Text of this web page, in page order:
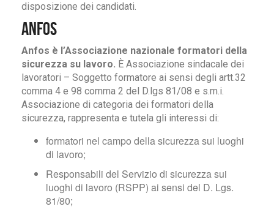
disposizione dei candidati.
Anfos
Anfos è l’Associazione nazionale formatori della
sicurezza su lavoro. È Associazione sindacale dei
lavoratori – Soggetto formatore ai sensi degli artt.32
comma 4 e 98 comma 2 del D.lgs 81/08 e s.m.i.
Associazione di categoria dei formatori della
sicurezza, rappresenta e tutela gli interessi di:
formatori nel campo della sicurezza sui luoghi
di lavoro;
Responsabili del Servizio di sicurezza sui
luoghi di lavoro (RSPP) ai sensi del D. Lgs.
81/80;